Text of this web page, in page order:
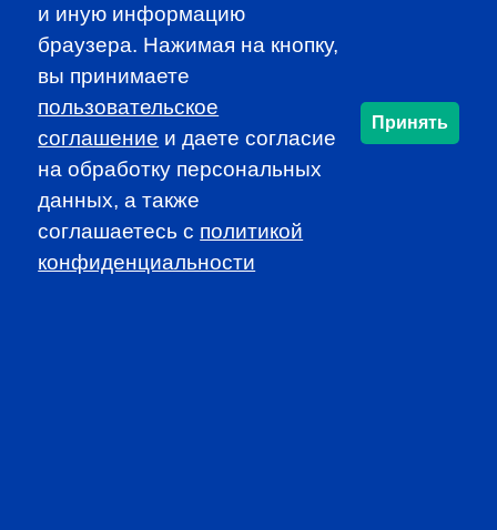
CFA INSTITUTE
SUBSCRIBE TO OUR
NEWSLETTER
и иную информацию
браузера. Нажимая на кнопку,
вы принимаете
пользовательское
соглашение и даете согласие
на обработку персональных
данных, а также
соглашаетесь c политикой
конфиденциальности
Принять